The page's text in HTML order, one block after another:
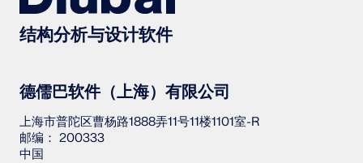
结构分析与设计软件
德儒巴软件（上海）有限公司
上海市普陀区曹杨路1888弄11号11楼1101室-R
邮编： 200333
中国